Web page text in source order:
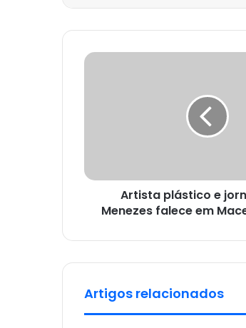
Artista plástico e
Menezes falece em
Artigos relacionados